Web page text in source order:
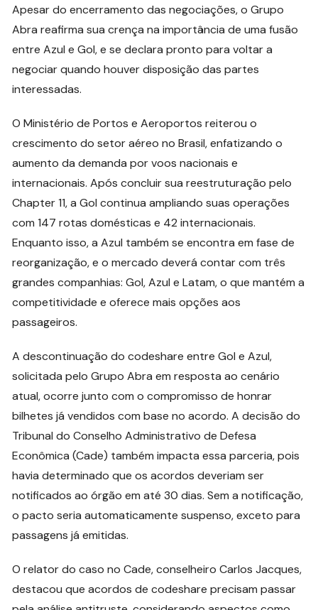
Apesar do encerramento das negociações, o Grupo
Abra reafirma sua crença na importância de uma fusão
entre Azul e Gol, e se declara pronto para voltar a
negociar quando houver disposição das partes
interessadas.
O Ministério de Portos e Aeroportos reiterou o
crescimento do setor aéreo no Brasil, enfatizando o
aumento da demanda por voos nacionais e
internacionais. Após concluir sua reestruturação pelo
Chapter 11, a Gol continua ampliando suas operações
com 147 rotas domésticas e 42 internacionais.
Enquanto isso, a Azul também se encontra em fase de
reorganização, e o mercado deverá contar com três
grandes companhias: Gol, Azul e Latam, o que mantém a
competitividade e oferece mais opções aos
passageiros.
A descontinuação do codeshare entre Gol e Azul,
solicitada pelo Grupo Abra em resposta ao cenário
atual, ocorre junto com o compromisso de honrar
bilhetes já vendidos com base no acordo. A decisão do
Tribunal do Conselho Administrativo de Defesa
Econômica (Cade) também impacta essa parceria, pois
havia determinado que os acordos deveriam ser
notificados ao órgão em até 30 dias. Sem a notificação,
o pacto seria automaticamente suspenso, exceto para
passagens já emitidas.
O relator do caso no Cade, conselheiro Carlos Jacques,
destacou que acordos de codeshare precisam passar